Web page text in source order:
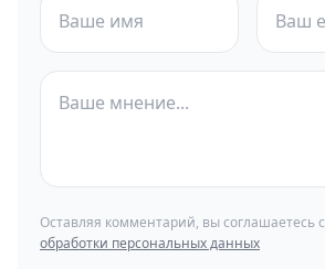
Оставляя комментарий, вы соглашаетесь с
обработки персональных данных